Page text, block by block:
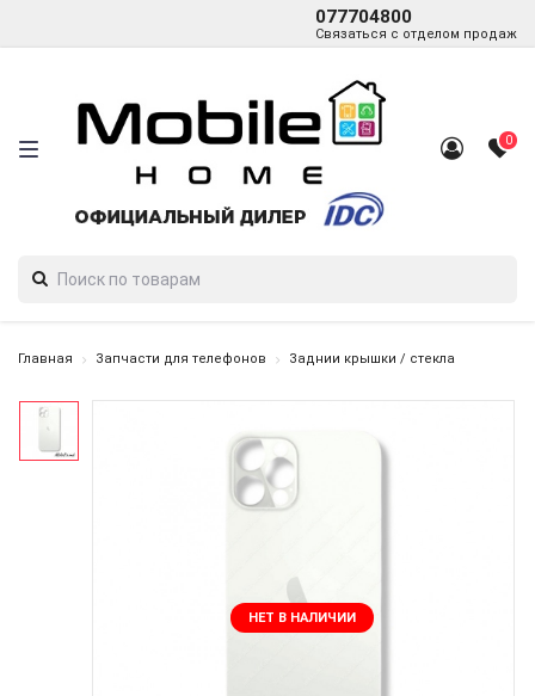
077704800
Связаться с отделом продаж
0
Главная Запчасти для телефонов Заднии крышки / стекла
НЕТ В НАЛИЧИИ